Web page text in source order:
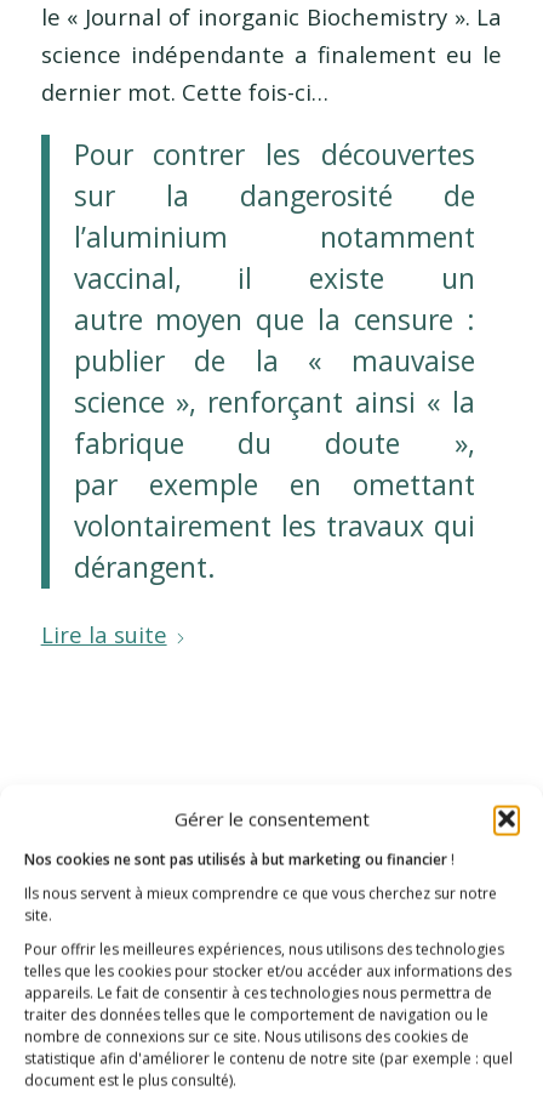
Gérer le consentement
Nos cookies ne sont pas utilisés à but marketing ou financier !
Ils nous servent à mieux comprendre ce que vous cherchez sur notre
site.
Pour offrir les meilleures expériences, nous utilisons des technologies
telles que les cookies pour stocker et/ou accéder aux informations des
appareils. Le fait de consentir à ces technologies nous permettra de
traiter des données telles que le comportement de navigation ou le
nombre de connexions sur ce site. Nous utilisons des cookies de
statistique afin d'améliorer le contenu de notre site (par exemple : quel
document est le plus consulté).
le « Journal of inorganic Biochemistry ». La
science indépendante a finalement eu le
dernier mot. Cette fois-ci…
Pour contrer les découvertes
sur la dangerosité de
l’aluminium notamment
vaccinal, il existe un
autre moyen que la censure :
publier de la « mauvaise
science », renforçant ainsi « la
fabrique du doute »,
par exemple en omettant
volontairement les travaux qui
dérangent.
Lire la suite
Association E3M